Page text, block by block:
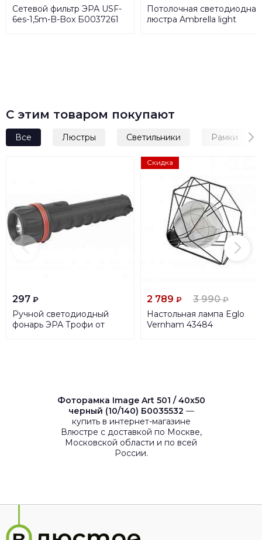
Сетевой фильтр ЭРА USF-
6es-1,5m-B-Box Б0037261
Потолочная светодиодная
люстра Ambrella light
С этим товаром покупают
Все Люстры Светильники Рамки
297 ₽
Ручной светодиодный
фонарь ЭРА Трофи от
Скидка
2 789 ₽ 3 990₽
Настольная лампа Eglo
Vernham 43484
Фоторамка Image Art 501 / 40х50
черный (10/140) Б0035532 —
купить в интернет-магазине
Влюстре с доставкой по Москве,
Московской области и по всей
России.